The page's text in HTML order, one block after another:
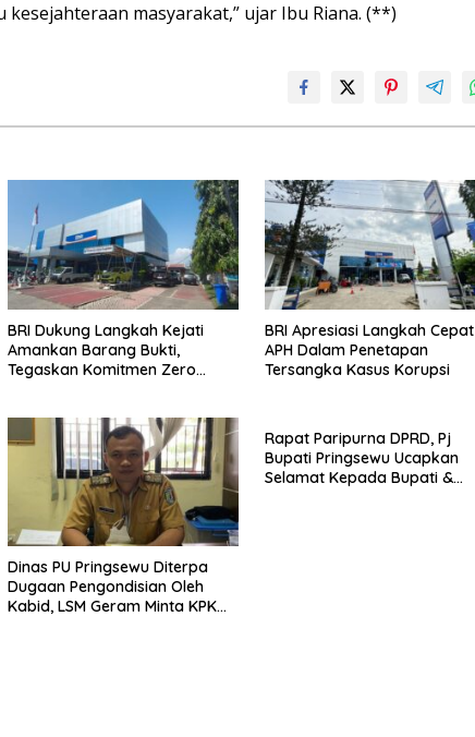
masyarakat,” ujar Ibu Riana. (**)
BRI Dukung Langkah Kejati
Amankan Barang Bukti,
Tegaskan Komitmen Zero
BRI Apresiasi Langkah Cepat
APH Dalam Penetapan
Tersangka Kasus Korupsi
Dinas PU Pringsewu Diterpa
Dugaan Pengondisian Oleh
Kabid, LSM Geram Minta KPK
Rapat Paripurna DPRD, Pj
Bupati Pringsewu Ucapkan
Selamat Kepada Bupati &